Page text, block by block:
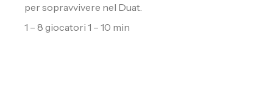
per sopravvivere nel Duat.
1 – 8 giocatori 1 – 10 min